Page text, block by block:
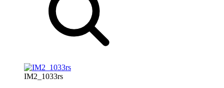
IM2_1033rs